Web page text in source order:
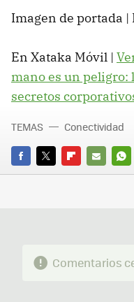
Imagen de portada
En Xataka Móvil |
mano es un peligro:
secretos
FACEBOOK
TWITTERFLIPBOARD
E-
TEMAS Conectividad
Comentarios